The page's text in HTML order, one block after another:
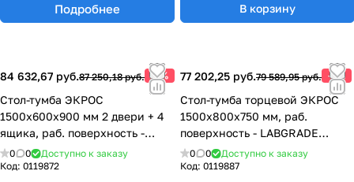
Подробнее В корзину
84 632,67 руб.87 250,18 руб. -3%
Стол-тумба ЭКРОС
1500х600х900 мм 2 двери + 4
ящика, раб. поверхность -
LABGRADE 77.0147.10.08-01
0 0
Доступно к заказу
Код: 0119872
77 202,25 руб.79 589,95 руб. -3%
Стол-тумба торцевой ЭКРОС
1500х800х750 мм, раб.
поверхность - LABGRADE
77.0049.10.08
0 0
Доступно к заказу
Код: 0119887